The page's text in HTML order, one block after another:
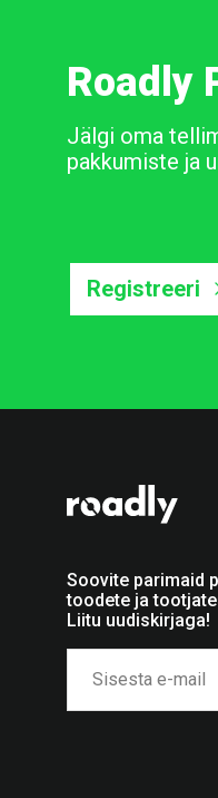
Roadly
Jälgi oma
pakkumiste ja
Registreeri
Soovite parimaid
toodete ja
Liitu uudiskirjaga!